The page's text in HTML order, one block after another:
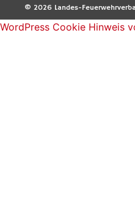
© 2026 Landes-
WordPress Cookie Hinweis